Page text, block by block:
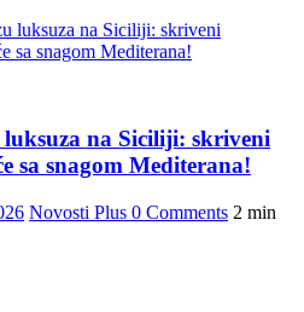
na Siciliji: skriveni
sa snagom Mediterana!
Novosti Plus 0 Comments 2 min